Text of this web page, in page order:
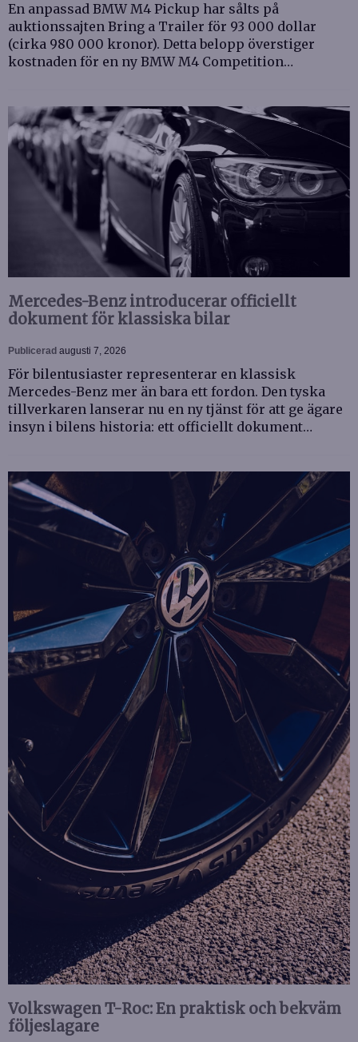
En anpassad BMW M4 Pickup har sålts på
auktionssajten Bring a Trailer för 93 000 dollar
(cirka 980 000 kronor). Detta belopp överstiger
kostnaden för en ny BMW M4 Competition…
Mercedes-Benz introducerar officiellt
dokument för klassiska bilar
Publicerad augusti 7, 2026
För bilentusiaster representerar en klassisk
Mercedes-Benz mer än bara ett fordon. Den tyska
tillverkaren lanserar nu en ny tjänst för att ge ägare
insyn i bilens historia: ett officiellt dokument…
Volkswagen T-Roc: En praktisk och bekväm
följeslagare